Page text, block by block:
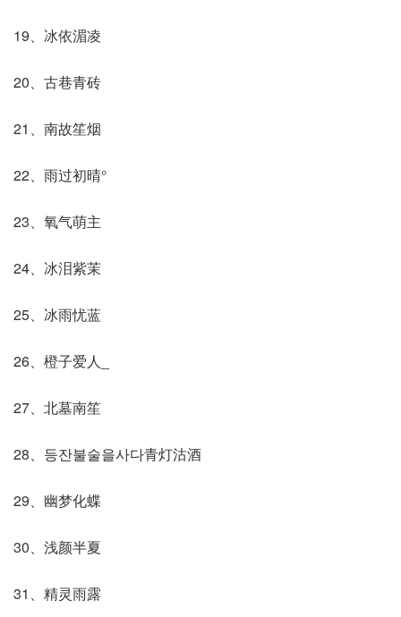
19、冰依湄凌
20、古巷青砖
21、南故笙烟
22、雨过初晴°
23、氧气萌主
24、冰泪紫茉
25、冰雨忧蓝
26、橙子爱人_
27、北墓南笙
28、등잔불술을사다青灯沽酒
29、幽梦化蝶
30、浅颜半夏
31、精灵雨露